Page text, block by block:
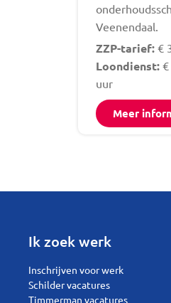
Veenendaal.
ZZP-tarief: €
Loondienst:
uur
Meer
Ik zoek werk
Inschrijven voor werk
Schilder vacatures
Timmerman vacatures